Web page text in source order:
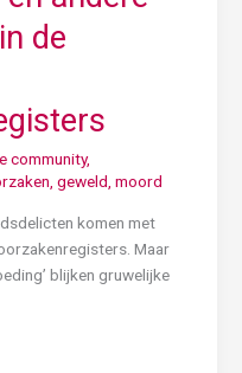
de
community,
, geweld, moord
komen met
Maar
blijken gruwelijke